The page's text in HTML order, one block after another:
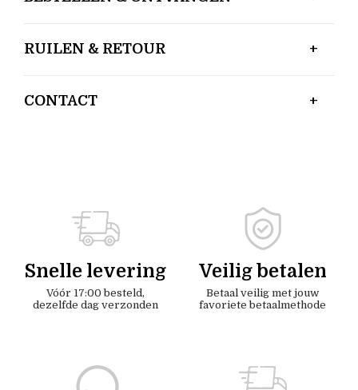
RUILEN & RETOUR
CONTACT
Snelle levering
Vóór 17:00 besteld,
dezelfde dag verzonden
Veilig betalen
Betaal veilig met jouw
favoriete betaalmethode